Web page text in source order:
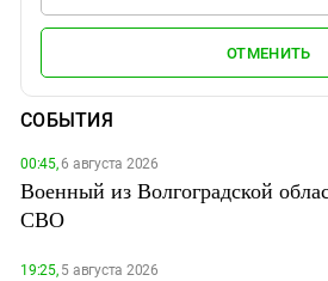
ОТМЕНИТЬ
СОБЫТИЯ
00:45,6 августа 2026
Военный из Волгоградской
СВО
19:25,5 августа 2026